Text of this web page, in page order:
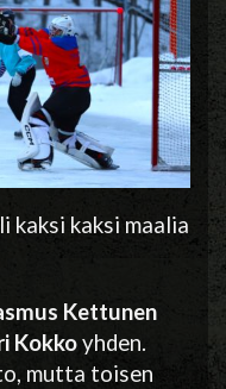
kaksi kaksi maalia
Kettunen
Kokkoyhden.
mutta toisen